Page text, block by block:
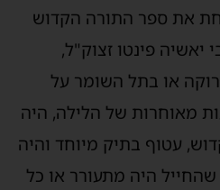
את ספר התורה הקדוש
רבי יאשיה פינטו זצוק"ל,
או בתל השומר על
של הלילה, היה
עטוף בתיק מיוחד והיה
היה מתעורר או כל